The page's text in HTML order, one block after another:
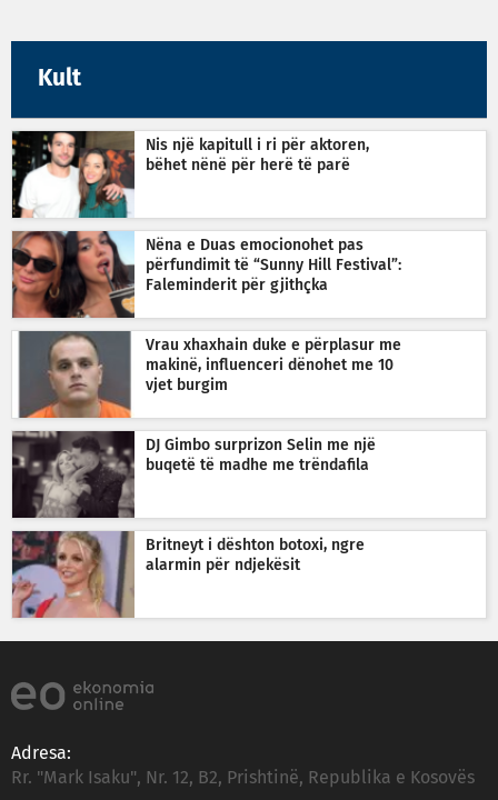
Kult
Nis një kapitull i ri për aktoren,
bëhet nënë për herë të parë
Nëna e Duas emocionohet pas
përfundimit të “Sunny Hill Festival”:
Faleminderit për gjithçka
Vrau xhaxhain duke e përplasur me
makinë, influenceri dënohet me 10
vjet burgim
DJ Gimbo surprizon Selin me një
buqetë të madhe me trëndafila
Britneyt i dështon botoxi, ngre
alarmin për ndjekësit
Adresa:
Rr. "Mark Isaku", Nr. 12, B2, Prishtinë, Republika e Kosovës